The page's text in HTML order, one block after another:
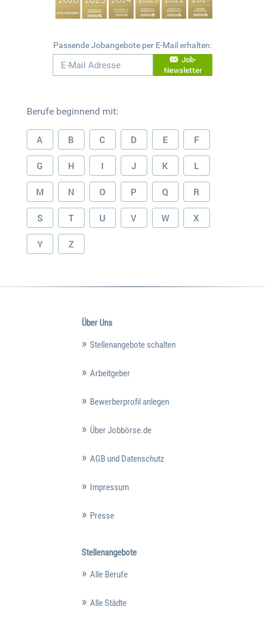
Passende Jobangebote per E-Mail erhalten:
Job-
Newsletter
Berufe beginnend mit:
A B C D E F
G H I J K L
M N O P Q R
S T U V W X
Y Z
Über Uns
Stellenangebote schalten
Arbeitgeber
Bewerberprofil anlegen
Über Jobbörse.de
AGB und Datenschutz
Impressum
Presse
Stellenangebote
Alle Berufe
Alle Städte